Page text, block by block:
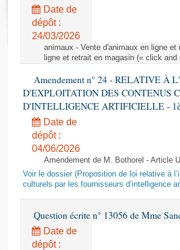
Rapports législatifs
Rapports sur l'application des lois
Baromètre de l’application des lois
Dossiers législatifs
Budget et sécurité sociale
Questions écrites et orales
Comptes rendus des débats
Date de
dépôt :
24/03/2026
animaux - Vente d'animaux en ligne
ligne et retrait en magasin (« click and
Amendement n° 24 - RELATIVE À
D'EXPLOITATION DES CONTENUS
D'INTELLIGENCE ARTIFICIELLE -
Date de
dépôt :
04/06/2026
Amendement de M. Bothorel - Article
Voir le dossier (Proposition de loi relative à
culturels par les fournisseurs d’intelligence
Question écrite n° 13056 de Mme
Date de
dépôt :